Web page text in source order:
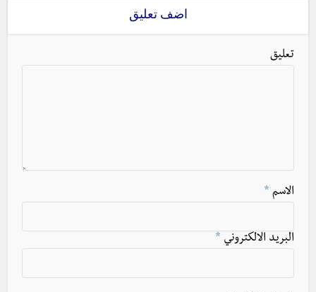
اضف تعليق
تعليق
الاسم *
البريد الالكتروني *